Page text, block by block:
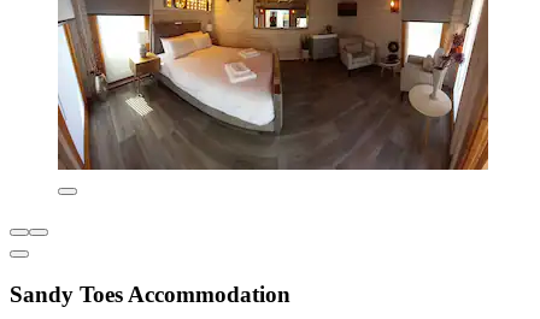
Sandy Toes Accommodation